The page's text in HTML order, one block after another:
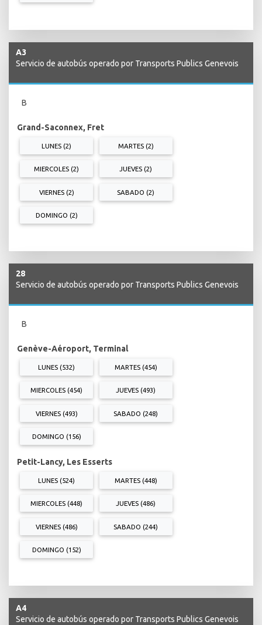
A3
Servicio de autobús operado por Transports Publics Genevois
B
Grand-Saconnex, Fret
LUNES (2) MARTES (2)
MIERCOLES (2) JUEVES (2)
VIERNES (2) SABADO (2)
DOMINGO (2)
28
Servicio de autobús operado por Transports Publics Genevois
B
Genève-Aéroport, Terminal
LUNES (532) MARTES (454)
MIERCOLES (454) JUEVES (493)
VIERNES (493) SABADO (248)
DOMINGO (156)
Petit-Lancy, Les Esserts
LUNES (524) MARTES (448)
MIERCOLES (448) JUEVES (486)
VIERNES (486) SABADO (244)
DOMINGO (152)
A4
Servicio de autobús operado por Transports Publics Genevois